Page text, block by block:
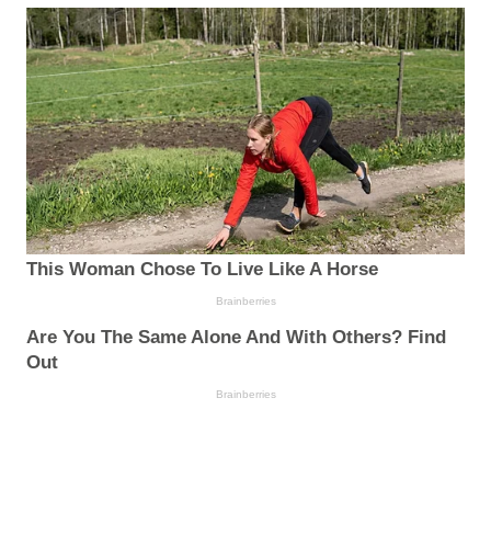
This Woman Chose To Live Like A Horse
Brainberries
Are You The Same Alone And With Others? Find
Out
Brainberries